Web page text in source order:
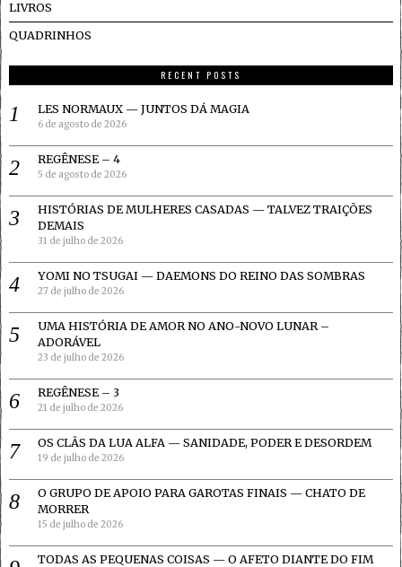
LIVROS
QUADRINHOS
RECENT POSTS
LES NORMAUX — JUNTOS DÁ MAGIA
6 de agosto de 2026
REGÊNESE – 4
5 de agosto de 2026
HISTÓRIAS DE MULHERES CASADAS — TALVEZ TRAIÇÕES
DEMAIS
31 de julho de 2026
YOMI NO TSUGAI — DAEMONS DO REINO DAS SOMBRAS
27 de julho de 2026
UMA HISTÓRIA DE AMOR NO ANO-NOVO LUNAR –
ADORÁVEL
23 de julho de 2026
REGÊNESE – 3
21 de julho de 2026
OS CLÃS DA LUA ALFA — SANIDADE, PODER E DESORDEM
19 de julho de 2026
O GRUPO DE APOIO PARA GAROTAS FINAIS — CHATO DE
MORRER
15 de julho de 2026
TODAS AS PEQUENAS COISAS — O AFETO DIANTE DO FIM